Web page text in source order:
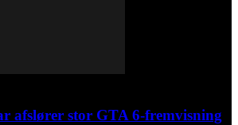
afslører stor GTA 6-fremvisning